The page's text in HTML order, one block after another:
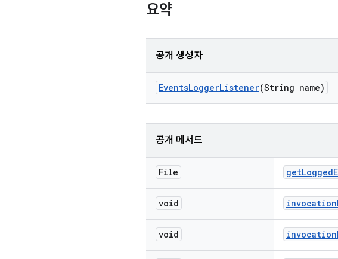
요약
공개 생성자
EventsLoggerListener(String name)
공개 메서드
File getLogged
void invocation
void invocation